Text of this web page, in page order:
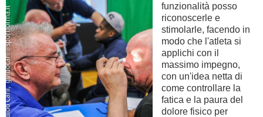
funzionalità posso
riconoscerle e
stimolarle, facendo in
modo che l'atleta si
applichi con il
massimo impegno,
con un'idea netta di
come controllare la
fatica e la paura del
dolore fisico per